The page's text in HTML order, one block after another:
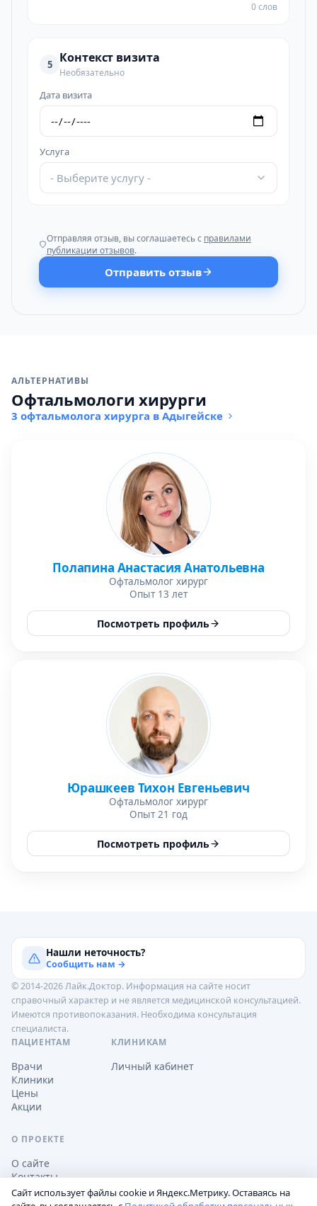
0 слов
5 Контекст визита
Необязательно
Дата визита
Услуга
- Выберите услугу -
Отправляя отзыв, вы соглашаетесь с правилами
публикации отзывов.
Отправить отзыв
АЛЬТЕРНАТИВЫ
Офтальмологи хирурги
3 офтальмолога хирурга в Адыгейске
Полапина Анастасия Анатольевна
Офтальмолог хирург
Опыт 13 лет
Посмотреть профиль
Юрашкеев Тихон Евгеньевич
Офтальмолог хирург
Опыт 21 год
Посмотреть профиль
Нашли неточность?
Сообщить нам →
© 2014-2026 Лайк.Доктор. Информация на сайте носит
справочный характер и не является медицинской консультацией.
Имеются противопоказания. Необходима консультация
специалиста.
ПАЦИЕНТАМ
Врачи
Клиники
Цены
Акции
КЛИНИКАМ
Личный кабинет
О ПРОЕКТЕ
О сайте
Контакты
Сайт использует файлы cookie и Яндекс.Метрику. Оставаясь на